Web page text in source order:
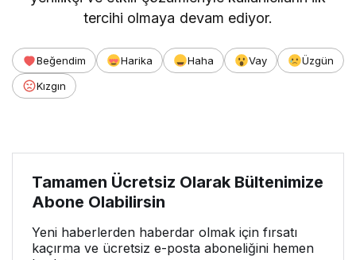
tercihi olmaya devam ediyor.
Beğendim Harika Haha Vay
Üzgün
Kızgın
Tamamen Ücretsiz Olarak Bültenimize
Abone Olabilirsin
Yeni haberlerden haberdar olmak için fırsatı
kaçırma ve ücretsiz e-posta aboneliğini hemen